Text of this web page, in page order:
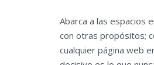
Abarca a las espacios
con otras propósitos;
cualquier página web